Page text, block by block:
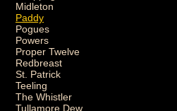
Midleton
Paddy
Pogues
Powers
Proper Twelve
Redbreast
St. Patrick
Teeling
The Whistler
Tullamore Dew